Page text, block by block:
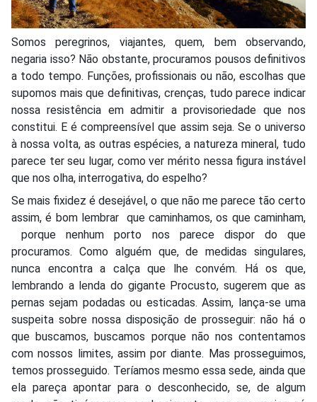
Somos peregrinos, viajantes, quem, bem observando,
negaria isso? Não obstante, procuramos pousos definitivos
a todo tempo. Funções, profissionais ou não, escolhas que
supomos mais que definitivas, crenças, tudo parece indicar
nossa resistência em admitir a provisoriedade que nos
constitui. E é compreensível que assim seja. Se o universo
à nossa volta, as outras espécies, a natureza mineral, tudo
parece ter seu lugar, como ver mérito nessa figura instável
que nos olha, interrogativa, do espelho?
Se mais fixidez é desejável, o que não me parece tão certo
assim, é bom lembrar que caminhamos, os que caminham,
porque nenhum porto nos parece dispor do que
procuramos. Como alguém que, de medidas singulares,
nunca encontra a calça que lhe convém. Há os que,
lembrando a lenda do gigante Procusto, sugerem que as
pernas sejam podadas ou esticadas. Assim, lança-se uma
suspeita sobre nossa disposição de prosseguir: não há o
que buscamos, buscamos porque não nos contentamos
com nossos limites, assim por diante. Mas prosseguimos,
temos prosseguido. Teríamos mesmo essa sede, ainda que
ela pareça apontar para o desconhecido, se, de algum